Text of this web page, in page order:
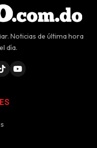
Noticias de última hora
día.